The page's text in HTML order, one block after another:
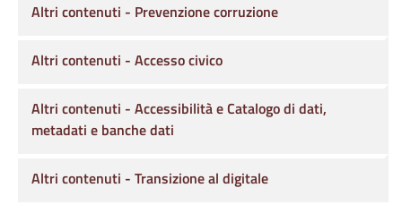
Altri contenuti - Prevenzione corruzione
Altri contenuti - Accesso civico
Altri contenuti - Accessibilità e Catalogo di dati,
metadati e banche dati
Altri contenuti - Transizione al digitale